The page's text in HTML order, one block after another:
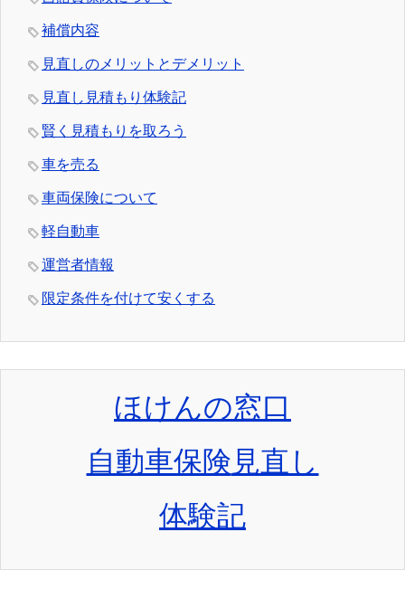
補償内容
見直しのメリットとデメリット
見直し見積もり体験記
賢く見積もりを取ろう
車を売る
車両保険について
軽自動車
運営者情報
限定条件を付けて安くする
ほけんの窓口
自動車保険見直し
体験記